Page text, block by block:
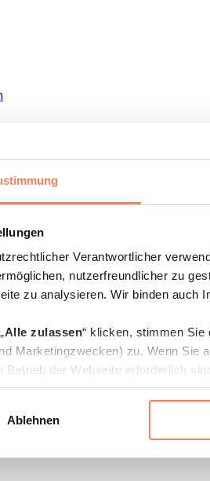
Verantwortlicher
nutzerfreundlicher zu
zu analysieren. Wir binden auch
Alle zulassen“ klicken, stimmen Sie
Marketingzwecken) zu. Wenn Sie
Betrieb der Webseite erforderlich
Kategorien an- oder abwählen
über die Verarbeitung Ihrer
Ablehnen